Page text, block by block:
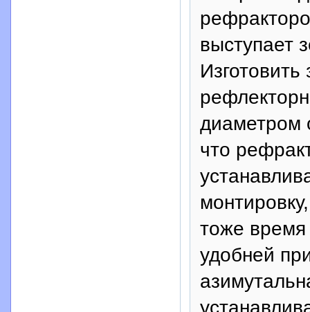
выступает
диаметром
что
тоже
удобней